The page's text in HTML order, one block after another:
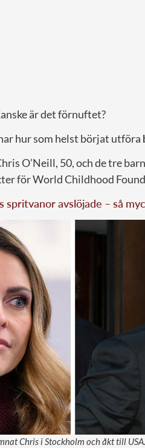
är det förnuftet?
hur som helst börjat utföra
O’Neill, 50, och de tre
för World Childhood
spritvanor avslöjade – så
Chris i Stockholm och åkt till